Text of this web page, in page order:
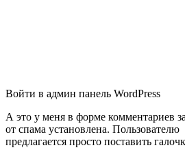
Войти в админ панель WordPress
А это у меня в форме комментариев
от спама установлена. Пользователю
предлагается просто поставить